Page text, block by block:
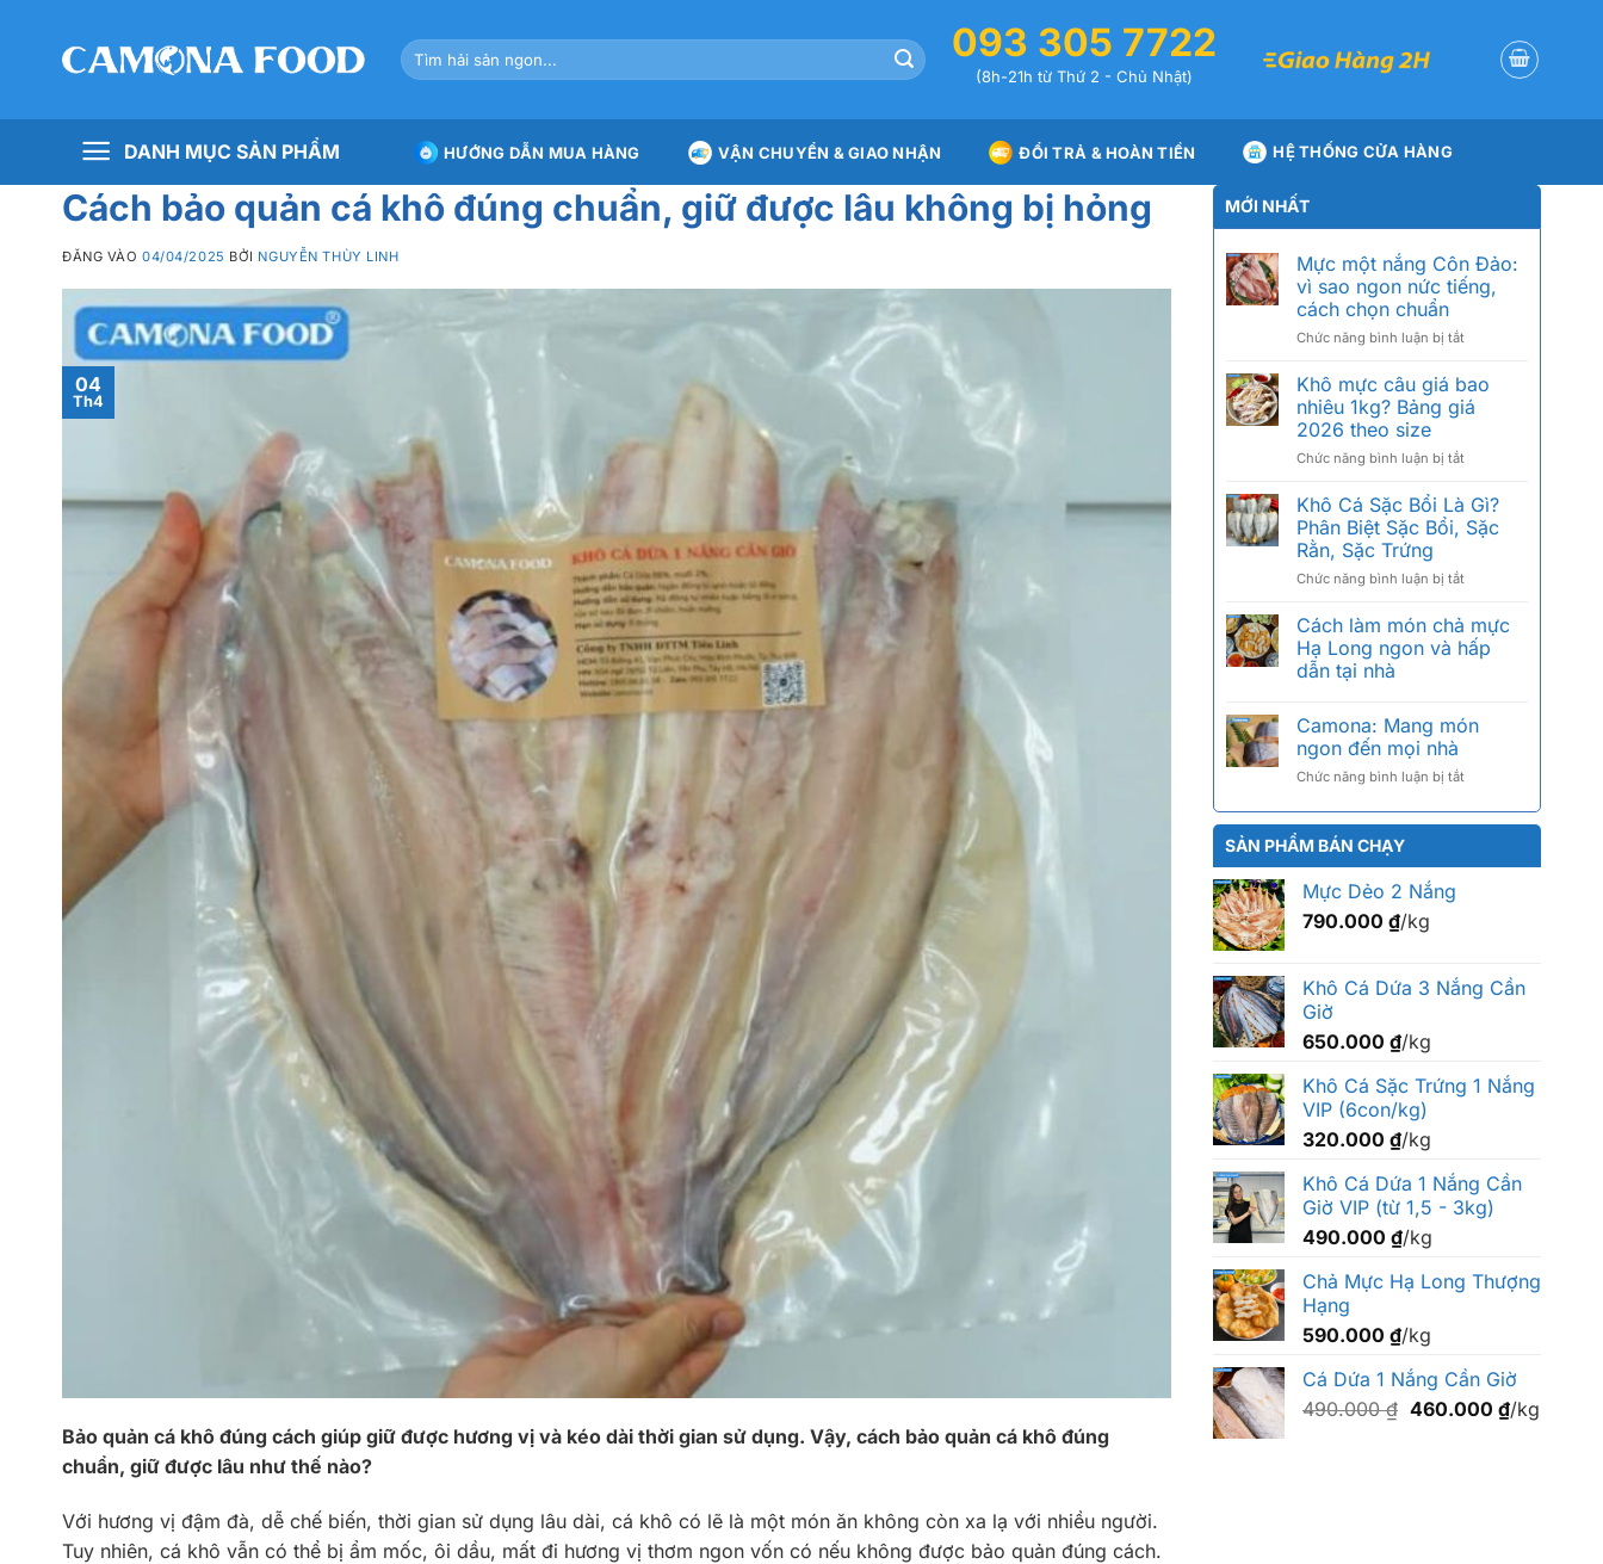
Tìm
kiếm:
093 305 7722
(8h-21h từ Thứ 2 - Chủ Nhật)
DANH MỤC SẢN PHẨM HƯỚNG DẪN MUA HÀNG VẬN CHUYỂN & GIAO NHẬN ĐỔI TRẢ & HOÀN TIỀN HỆ THỐNG CỬA HÀNG
Cách bảo quản cá khô đúng chuẩn, giữ được lâu không bị hỏng
ĐĂNG VÀO04/04/2025 BỞI NGUYỄN THÙY LINH
04
Th4
Bảo quản cá khô đúng cách giúp giữ được hương vị và kéo dài thời gian sử dụng. Vậy, cách bảo quản cá khô đúng
chuẩn, giữ được lâu như thế nào?
Với hương vị đậm đà, dễ chế biến, thời gian sử dụng lâu dài, cá khô có lẽ là một món ăn không còn xa lạ với nhiều người.
Tuy nhiên, cá khô vẫn có thể bị ẩm mốc, ôi dầu, mất đi hương vị thơm ngon vốn có nếu không được bảo quản đúng cách.
MỚI NHẤT
Mực một nắng Côn Đảo:
vì sao ngon nức tiếng,
cách chọn chuẩn
Chức năng bình luận bị tắtở
một
nắng
Côn
vì
ngon
nức
tiếng,
chọn
Khô mực câu giá bao
nhiêu 1kg? Bảng giá
2026 theo size
Chức năng bình luận bị tắtở
mực
câu
giá
nhiêu
Bảng
giá
2026
Khô Cá Sặc Bổi Là Gì?
Phân Biệt Sặc Bổi, Sặc
Rằn, Sặc Trứng
Chức năng bình luận bị tắtở
Cá
Sặc
Bổi
Phân
Bổi,
Rằn,
Cách làm món chả mực
Hạ Long ngon và hấp
dẫn tại nhà
Camona: Mang món
ngon đến mọi nhà
Chức năng bình luận bị tắtở
Mang
SẢN PHẨM BÁN CHẠY
Mực Dẻo 2 Nắng
790.000 ₫/kg
Khô Cá Dứa 3 Nắng Cần
Giờ
650.000 ₫/kg
Khô Cá Sặc Trứng 1 Nắng
VIP (6con/kg)
320.000 ₫/kg
Khô Cá Dứa 1 Nắng Cần
Giờ VIP (từ 1,5 - 3kg)
490.000 ₫/kg
Chả Mực Hạ Long Thượng
Hạng
590.000 ₫/kg
Cá Dứa 1 Nắng Cần Giờ
490.000₫ Giá
460.000 ₫Giá
/kg